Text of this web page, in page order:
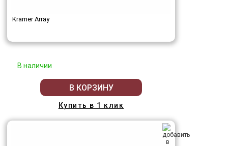
Kramer Array
В наличии
В КОРЗИНУ
Купить в 1 клик